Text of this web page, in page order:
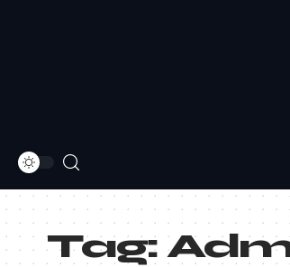
Tag: